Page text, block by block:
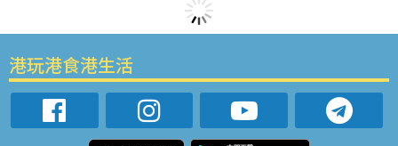
港玩港食港生活